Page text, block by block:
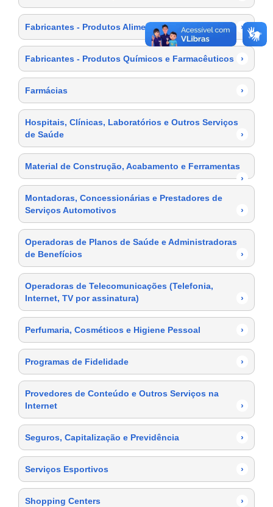
Fabricantes - Produtos Alimentícios ›
Fabricantes - Produtos Químicos e Farmacêuticos ›
Farmácias ›
Hospitais, Clínicas, Laboratórios e Outros Serviços
de Saúde
›
Material de Construção, Acabamento e Ferramentas
›
Montadoras, Concessionárias e Prestadores de
Serviços Automotivos
›
Operadoras de Planos de Saúde e Administradoras
de Benefícios
›
Operadoras de Telecomunicações (Telefonia,
Internet, TV por assinatura)
›
Perfumaria, Cosméticos e Higiene Pessoal ›
Programas de Fidelidade ›
Provedores de Conteúdo e Outros Serviços na
Internet
›
Seguros, Capitalização e Previdência ›
Serviços Esportivos ›
Shopping Centers ›